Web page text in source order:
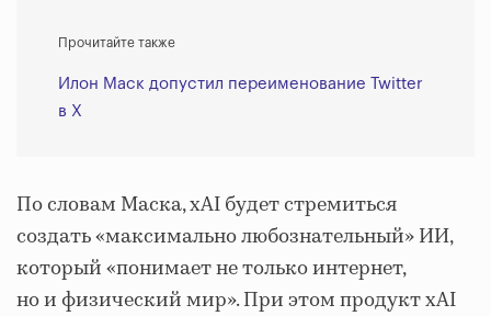
Прочитайте также
Илон Маск допустил переименование Twitter
в X
По словам Маска, xAI будет стремиться
создать «максимально любознательный» ИИ,
который «понимает не только интернет,
но и физический мир». При этом продукт xAI